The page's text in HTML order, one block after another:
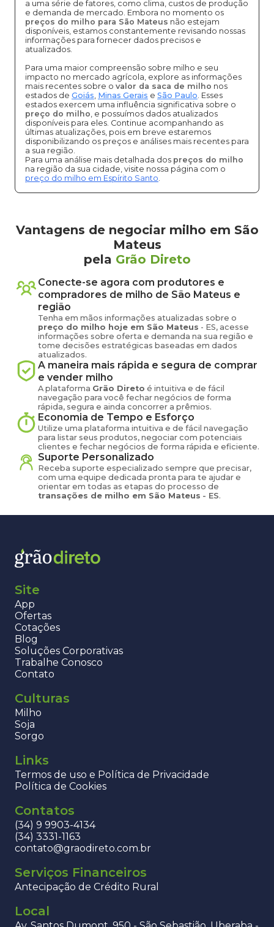
a uma série de fatores, como clima, custos de produção
e demanda de mercado. Embora no momento os
preços do milho para São Mateus não estejam
disponíveis, estamos constantemente revisando nossas
informações para fornecer dados precisos e
atualizados.
Para uma maior compreensão sobre milho e seu
impacto no mercado agrícola, explore as informações
mais recentes sobre o valor da saca de milho nos
estados de Goiás, Minas Gerais e São Paulo. Esses
estados exercem uma influência significativa sobre o
preço do milho, e possuímos dados atualizados
disponíveis para eles. Continue acompanhando as
últimas atualizações, pois em breve estaremos
disponibilizando os preços e análises mais recentes para
a sua região.
Para uma análise mais detalhada dos preços do milho
na região da sua cidade, visite nossa página com o
preço do milho em Espírito Santo.
Vantagens de negociar milho em São
Mateus
pela Grão Direto
Conecte-se agora com produtores e
compradores de milho de São Mateus e
região
Tenha em mãos informações atualizadas sobre o
preço do milho hoje em São Mateus - ES, acesse
informações sobre oferta e demanda na sua região e
tome decisões estratégicas baseadas em dados
atualizados.
A maneira mais rápida e segura de comprar
e vender milho
A plataforma Grão Direto é intuitiva e de fácil
navegação para você fechar negócios de forma
rápida, segura e ainda concorrer a prêmios.
Economia de Tempo e Esforço
Utilize uma plataforma intuitiva e de fácil navegação
para listar seus produtos, negociar com potenciais
clientes e fechar negócios de forma rápida e eficiente.
Suporte Personalizado
Receba suporte especializado sempre que precisar,
com uma equipe dedicada pronta para te ajudar e
orientar em todas as etapas do processo de
transações de milho em São Mateus - ES.
Site
App
Ofertas
Cotações
Blog
Soluções Corporativas
Trabalhe Conosco
Contato
Culturas
Milho
Soja
Sorgo
Links
Termos de uso e Política de Privacidade
Política de Cookies
Contatos
(34) 9 9903-4134
(34) 3331-1163
contato@graodireto.com.br
Serviços Financeiros
Antecipação de Crédito Rural
Local